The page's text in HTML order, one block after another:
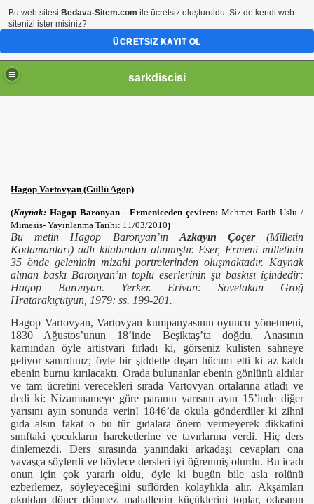
sarkdiscisi
Hagop Vartovyan (Güllü Agop)
(Kaynak: Hagop Baronyan - Ermeniceden çeviren: Mehmet Fatih Uslu /
Mimesis- Yayınlanma Tarihi: 11/03/2010)
Bu metin Hagop Baronyan’ın Azkayın Çoçer(Milletin
Kodamanları) adlı kitabından alınmıştır. Eser, Ermeni milletinin
35 önde geleninin mizahi portrelerinden oluşmaktadır. Kaynak
alınan baskı Baronyan’ın toplu eserlerinin şu baskısı içindedir:
Hagop Baronyan. Yerker. Erivan: Sovetakan Groğ
Hratarakıçutyun, 1979: ss. 199-201.
Hagop Vartovyan, Vartovyan kumpanyasının oyuncu yönetmeni,
1830 Ağustos’unun 18’inde Beşiktaş’ta doğdu. Anasının
karnından öyle artistvari fırladı ki, görseniz kulisten sahneye
geliyor sanırdınız; öyle bir şiddetle dışarı hücum etti ki az kaldı
ebenin burnu kırılacaktı. Orada bulunanlar ebenin gönlünü aldılar
ve tam ücretini verecekleri sırada Vartovyan ortalarına atladı ve
dedi ki: Nizamnameye göre paranın yarısını ayın 15’inde diğer
yarısını ayın sonunda verin! 1846’da okula gönderdiler ki zihni
gıda alsın fakat o bu tür gıdalara önem vermeyerek dikkatini
sınıftaki çocukların hareketlerine ve tavırlarına verdi. Hiç ders
dinlemezdi. Ders sırasında yanındaki arkadaşı cevapları ona
yavaşça söylerdi ve böylece dersleri iyi öğrenmiş olurdu. Bu icadı
onun için çok yararlı oldu, öyle ki bugün bile asla rolünü
ezberlemez, söyleyeceğini suflörden kolaylıkla alır. Akşamları
okuldan döner dönmez mahallenin küçüklerini toplar, odasının
Bu web sitesi Bedava-Sitem.com ile ücretsiz oluşturuldu. Siz de kendi web
sitenizi ister misiniz?
ÜCRETSIZ KAYIT OL